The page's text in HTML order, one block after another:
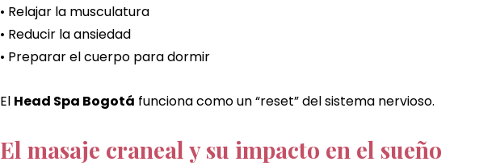
• Relajar la musculatura
• Reducir la ansiedad
• Preparar el cuerpo para dormir
El Head Spa Bogotá funciona como un “reset” del sistema nervioso.
El masaje craneal y su impacto en el sueño